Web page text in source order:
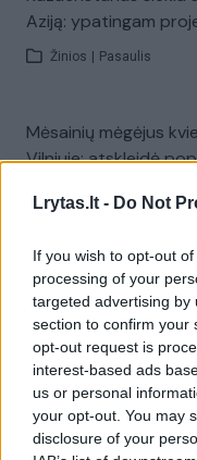
Lrytas.lt - Do Not
If you wish to opt-out
processing of your
targeted advertising by
section to confirm your
opt-out request is
interest-based ads
us or personal
your opt-out. You may
disclosure of your
Aziją: ypatingam
Žinios Pasaulis
Mėsainių mėgėjus
Vilniuje: atskleidė
Žinios | Lietuvos diena
Pateikė daugiau